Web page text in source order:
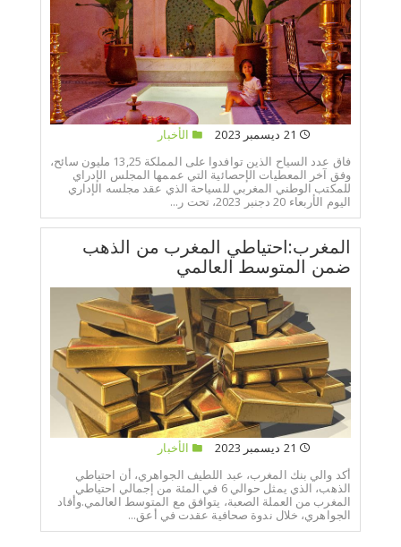
الأخبار
فاق عدد السياح الذين توافدوا على المملكة 13,25 مليون سائح،
وفق آخر المعطيات الإحصائية التي عممها المجلس الإدراي
للمكتب الوطني المغربي للسياحة الذي عقد مجلسه الإداري
اليوم الأربعاء 20 دجنبر 2023، تحت ر...
المغرب:احتياطي المغرب من الذهب
ضمن المتوسط العالمي
الأخبار
أكد والي بنك المغرب، عبد اللطيف الجواهري، أن احتياطي
الذهب، الذي يمثل حوالي 6 في المئة من إجمالي احتياطي
المغرب من العملة الصعبة، يتوافق مع المتوسط العالمي.وأفاد
الجواهري، خلال ندوة صحافية عقدت في أعق...